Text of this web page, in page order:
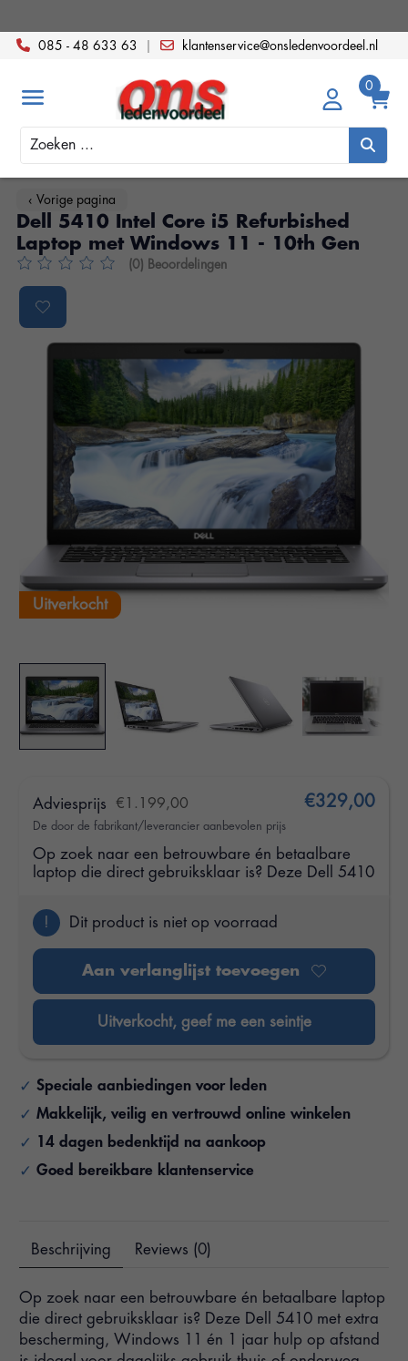
085 - 48 633 63 klantenservice@onsledenvoordeel.nl
Zoeken
‹ Vorige pagina
Dell 5410 Intel Core i5 Refurbished
Laptop met Windows 11 - 10th Gen
De beoordeling van dit product is0van de 5
(0) Beoordelingen
Product image slideshow Items
Uitverkocht
Adviesprijs €1.199,00
De door de fabrikant/leverancier aanbevolen prijs
€329,00
Op zoek naar een betrouwbare én betaalbare
laptop die direct gebruiksklaar is? Deze Dell 5410
! Dit product is niet op voorraad
Aan verlanglijst toevoegen
Uitverkocht, geef me een seintje
Speciale aanbiedingen voor leden
Makkelijk, veilig en vertrouwd online winkelen
14 dagen bedenktijd na aankoop
Goed bereikbare klantenservice
Beschrijving Reviews (0)
Op zoek naar een betrouwbare én betaalbare laptop
die direct gebruiksklaar is? Deze Dell 5410 met extra
bescherming, Windows 11 én 1 jaar hulp op afstand